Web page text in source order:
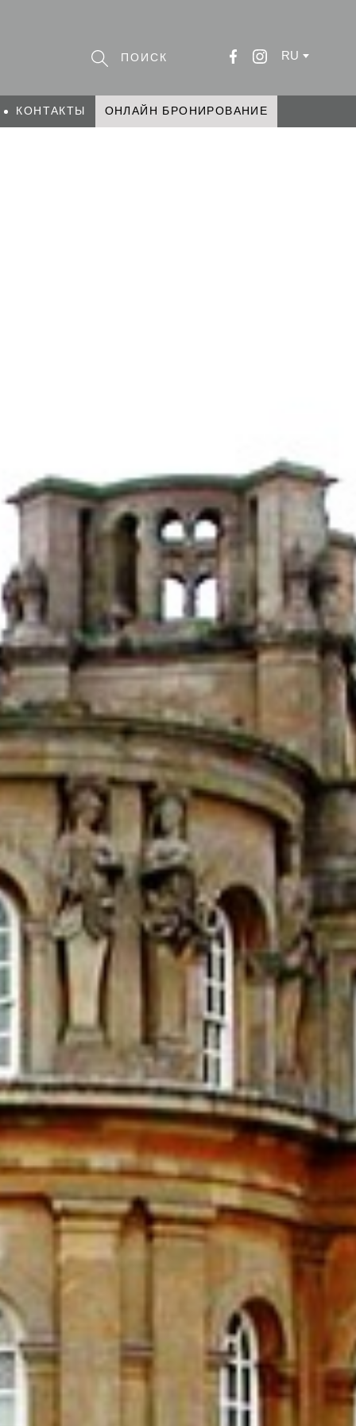
RU
КОНТАКТЫ ОНЛАЙН БРОНИРОВАНИЕ